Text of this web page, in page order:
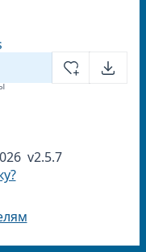
v2.5.7